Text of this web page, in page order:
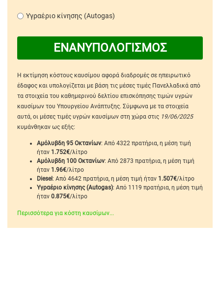
Υγραέριο κίνησης (Autogas)
ΕΝΑΝΥΠΟΛΟΓΙΣΜΟΣ
Η εκτίμηση κόστους καυσίμου αφορά διαδρομές σε ηπειρωτικό
έδαφος και υπολογίζεται με βάση τις μέσες τιμές Πανελλαδικά από
τα στοιχεία του καθημερινού δελτίου επισκόπησης τιμών υγρών
καυσίμων του Υπουργείου Ανάπτυξης. Σύμφωνα με τα στοιχεία
αυτά, οι μέσες τιμές υγρών καυσίμων στη χώρα στις 19/06/2025
κυμάνθηκαν ως εξής:
Αμόλυβδη 95 Οκτανίων: Από 4322 πρατήρια, η μέση τιμή
ήταν 1.752€/λίτρο
Αμόλυβδη 100 Οκτανίων: Από 2873 πρατήρια, η μέση τιμή
ήταν 1.96€/λίτρο
Diesel: Από 4642 πρατήρια, η μέση τιμή ήταν 1.507€/λίτρο
Υγραέριο κίνησης (Autogas): Από 1119 πρατήρια, η μέση τιμή
ήταν 0.875€/λίτρο
Περισσότερα για κόστη καυσίμων...